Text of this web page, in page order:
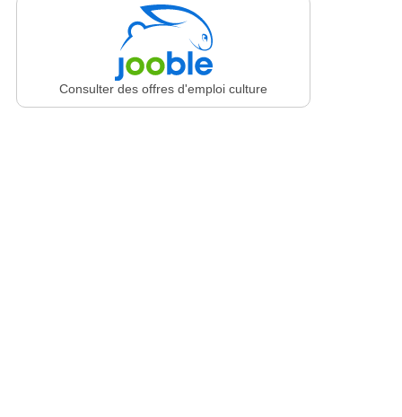
Consulter des offres d'emploi culture